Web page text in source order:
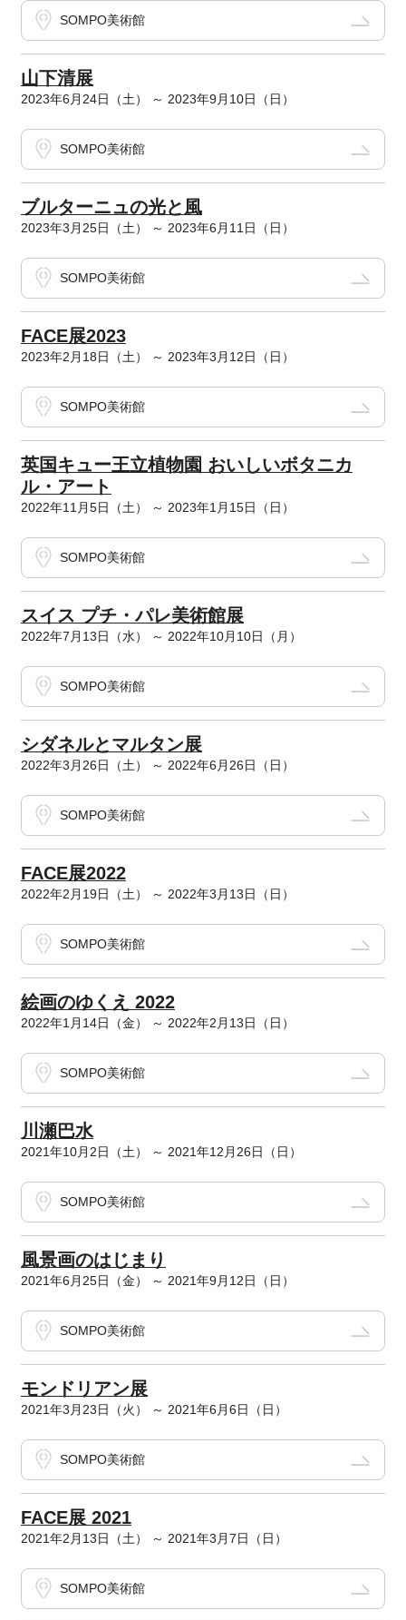
SOMPO美術館
山下清展
2023年6月24日（土） ～ 2023年9月10日（日）
SOMPO美術館
ブルターニュの光と風
2023年3月25日（土） ～ 2023年6月11日（日）
SOMPO美術館
FACE展2023
2023年2月18日（土） ～ 2023年3月12日（日）
SOMPO美術館
英国キュー王立植物園 おいしいボタニカ
ル・アート
2022年11月5日（土） ～ 2023年1月15日（日）
SOMPO美術館
スイス プチ・パレ美術館展
2022年7月13日（水） ～ 2022年10月10日（月）
SOMPO美術館
シダネルとマルタン展
2022年3月26日（土） ～ 2022年6月26日（日）
SOMPO美術館
FACE展2022
2022年2月19日（土） ～ 2022年3月13日（日）
SOMPO美術館
絵画のゆくえ 2022
2022年1月14日（金） ～ 2022年2月13日（日）
SOMPO美術館
川瀬巴水
2021年10月2日（土） ～ 2021年12月26日（日）
SOMPO美術館
風景画のはじまり
2021年6月25日（金） ～ 2021年9月12日（日）
SOMPO美術館
モンドリアン展
2021年3月23日（火） ～ 2021年6月6日（日）
SOMPO美術館
FACE展 2021
2021年2月13日（土） ～ 2021年3月7日（日）
SOMPO美術館